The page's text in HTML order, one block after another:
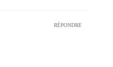
RÉPONDRE